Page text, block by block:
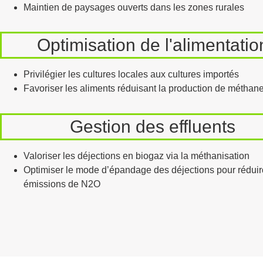
Maintien de paysages ouverts dans les zones rurales
Optimisation de
Privilégier les cultures locales aux cultures importés
Favoriser les aliments réduisant la production de
Gestion des effluents
Valoriser les déjections en biogaz via la méthanisation
Optimiser le mode d’épandage des déjections pour
émissions de N2O